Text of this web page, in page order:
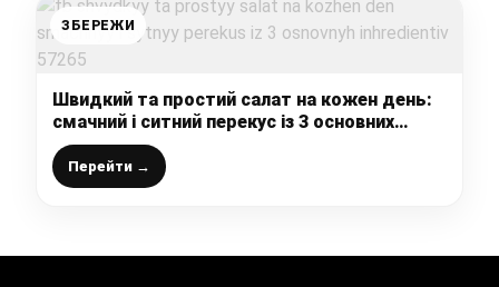
ЗБЕРЕЖИ
Швидкий та простий салат на кожен день:
смачний і ситний перекус із 3 основних
інгредієнтів
Перейти →